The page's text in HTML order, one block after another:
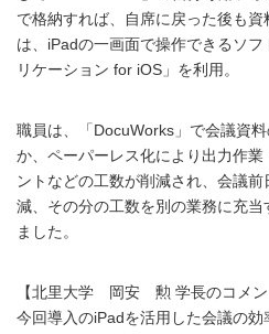
で格納すれば、自席に戻った後も
は、iPadの一画面で操作できるソ
リケーション for iOS」を利用。
職員は、「DocuWorks」で会議資
か、ペーパーレス化により出力作業
ントなどの工数が削減され、会議
減、その分の工数を別の業務に充当
ました。
【北里大学 岡安 勲 学長のコメン
今回導入のiPadを活用した会議の